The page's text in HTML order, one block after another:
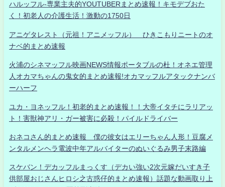
ハルッフル-専業主夫的YOUTUBERまとめ速報！キモデブおた
く！初老人の介護生活！激動の1750日
アニゲタレスト（元祖！アニメッフル） ひきこもりニートのオ
ナベ的まとめ速報
火浦のシネマッフル映画NEWS情報ポータブルの杜！オネエ管理
人オカマちゃんの鬼女的まとめ速報!オカマッフルアタックナンバ
ーハーフ
ユカ・ヨネッフル！初老的まとめ速報！！大帝イタチにラリアッ
ト！害獣神アリ・ガー被害に必殺！パイルドライバー
おネコさん的まとめ速報 僕の彼女はエリーちゃん人形！豆腐メ
ンタルメンヘラ電波中年アルバイターのぬいぐるみ男子末路編
スケバン！デカッフルまっくす（デカい強い2次元嫁だいすき子
供部屋おじさんヒロシ之古惑仔的まとめ速報）話題な動画取り上